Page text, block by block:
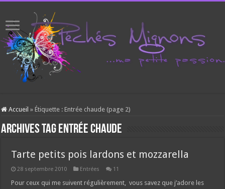
Accueil » Étiquette :Entrée chaude (page 2)
Archives tagEntrée chaude
Tarte petits pois lardons et mozzarella
28 septembre 2010 Entrées 11
Pour ceux qui me suivent régulièrement, vous savez que j’adore les